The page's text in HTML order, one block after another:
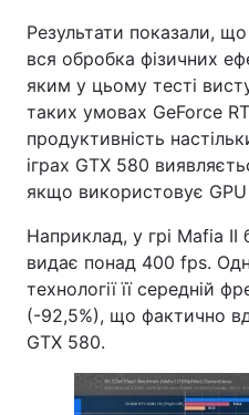
Результати показали,
вся обробка фізичних
яким у цьому тесті
таких умовах GeForce
продуктивність
іграх GTX 580
якщо використовує
Наприклад, у грі Mafia II
видає понад 400 fps.
технології її середній
(-92,5%), що фактично
GTX 580.